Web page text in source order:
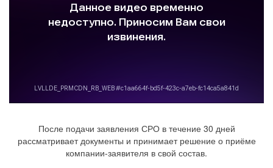
После подачи заявления СРО в течение 30 дней
рассматривает документы и принимает решение о приёме
компании-заявителя в свой состав.